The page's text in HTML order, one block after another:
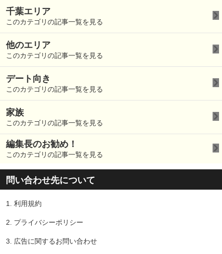
千葉エリア
このカテゴリの記事一覧を見る
他のエリア
このカテゴリの記事一覧を見る
デート向き
このカテゴリの記事一覧を見る
家族
このカテゴリの記事一覧を見る
編集長のお勧め！
このカテゴリの記事一覧を見る
問い合わせ先について
1. 利用規約
2. プライバシーポリシー
3. 広告に関するお問い合わせ